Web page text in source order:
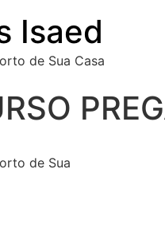
Isaed
de Sua Casa
de Sua